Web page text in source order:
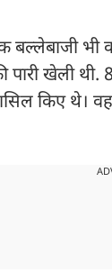
बल्लेबाजी
पारी खेली
किए थे।